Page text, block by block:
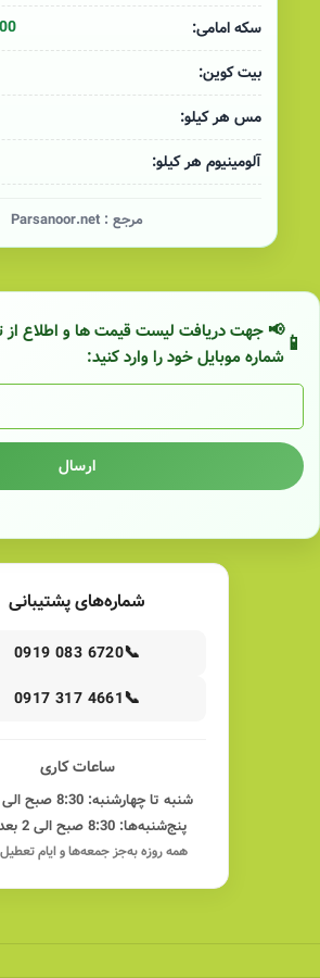
سکه امامی:
بیت کوین:
مس هر کیلو:
آلومینیوم هر کیلو:
مرجع : Parsanoor.net
📢 جهت دریافت لیست قیمت ها و اطلاع از
شماره موبایل خود را وارد کنید:
ارسال
شماره‌های پشتیبانی
📞
0919 083 6720
📞
0917 317 4661
ساعات کاری
شنبه تا چهارشنبه: 8:30 صبح الی 8 شب
پنج‌شنبه‌ها: 8:30 صبح الی 2 بعدازظهر
همه روزه به‌جز جمعه‌ها و ایام